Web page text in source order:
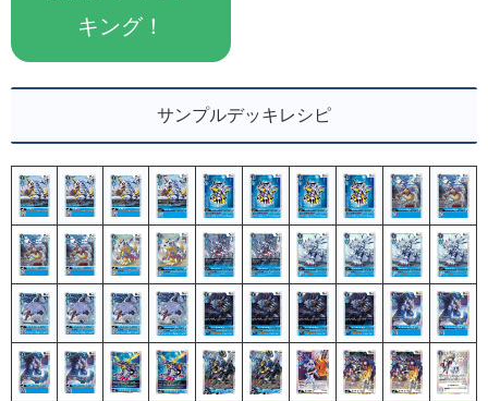
キング！
サンプルデッキレシピ